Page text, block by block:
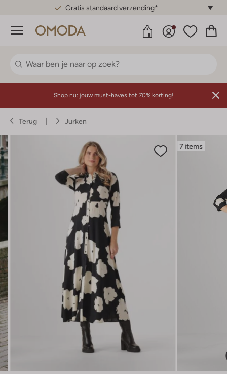
Gratis standaard verzending*
Menu
Shop nu: jouw must-haves tot 70% korting!
Terug Jurken
7 items